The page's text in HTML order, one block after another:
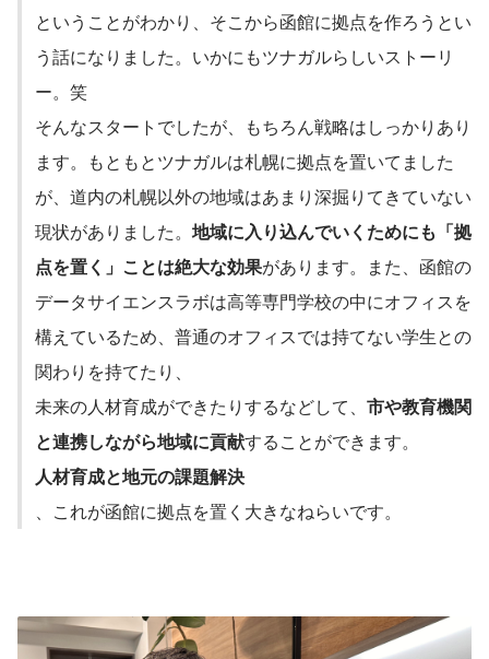
ということがわかり、そこから函館に拠点を作ろうとい
う話になりました。いかにもツナガルらしいストーリ
ー。笑
そんなスタートでしたが、もちろん戦略はしっかりあり
ます。もともとツナガルは札幌に拠点を置いてました
が、道内の札幌以外の地域はあまり深掘りてきていない
現状がありました。 地域に入り込んでいくためにも「拠
点を置く」ことは絶大な効果があります。また、函館の
データサイエンスラボは高等専門学校の中にオフィスを
構えているため、普通のオフィスでは持てない学生との
関わりを持てたり、
未来の人材育成ができたりするなどして、 市や教育機関
と連携しながら地域に貢献することができます。
人材育成と地元の課題解決
、これが函館に拠点を置く大きなねらいです。